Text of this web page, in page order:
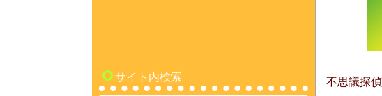
不思議探
サイト内検索